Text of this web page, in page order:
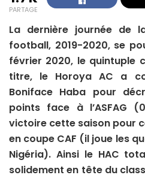
PARTAGE
La dernière journée de
football, 2019-2020, se
février 2020, le quintuple
titre, le Horoya AC a
Boniface Haba pour
points face à l’ASFAG
victoire cette saison pour
en coupe CAF (il joue les
Nigéria). Ainsi le HAC
solidement en tête du